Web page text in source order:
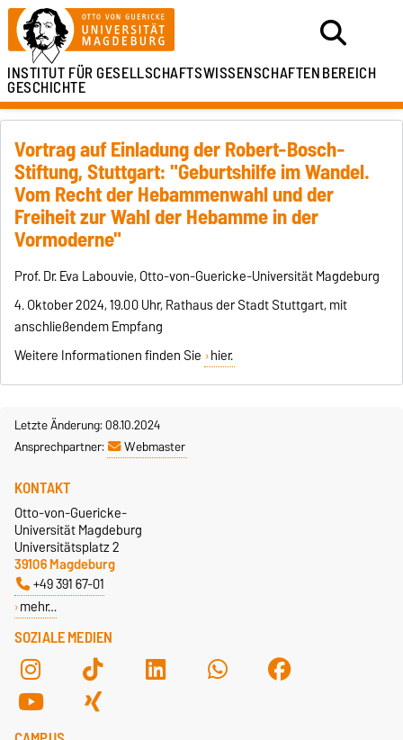
INSTITUT FÜRGESELLSCHAFTSWISSENSCHAFTENBEREICH
GESCHICHTE
Vortrag auf Einladung der Robert-Bosch-
Stiftung, Stuttgart: "Geburtshilfe im Wandel.
Vom Recht der Hebammenwahl und der
Freiheit zur Wahl der Hebamme in der
Vormoderne"
Prof. Dr. Eva Labouvie, Otto-von-Guericke-Universität Magdeburg
4. Oktober 2024, 19.00 Uhr, Rathaus der Stadt Stuttgart, mit
anschließendem Empfang
Weitere Informationen finden Sie hier.
Letzte Änderung: 08.10.2024
Ansprechpartner:
Webmaster
SOZIALE MEDIEN
KONTAKT
Otto-von-Guericke-
Universität Magdeburg
Universitätsplatz 2
39106 Magdeburg
+49 391 67-01
mehr…